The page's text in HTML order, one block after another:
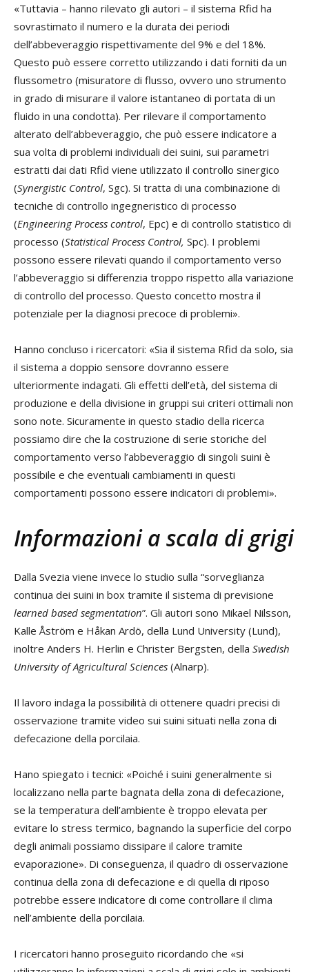
«Tuttavia – hanno rilevato gli autori – il sistema Rfid ha
sovrastimato il numero e la durata dei periodi
dell’abbeveraggio rispettivamente del 9% e del 18%.
Questo può essere corretto utilizzando i dati forniti da un
flussometro (misuratore di flusso, ovvero uno strumento
in grado di misurare il valore istantaneo di portata di un
fluido in una condotta). Per rilevare il comportamento
alterato dell’abbeveraggio, che può essere indicatore a
sua volta di problemi individuali dei suini, sui parametri
estratti dai dati Rfid viene utilizzato il controllo sinergico
(Synergistic Control, Sgc). Si tratta di una combinazione di
tecniche di controllo ingegneristico di processo
(Engineering Process control, Epc) e di controllo statistico di
processo (Statistical Process Control, Spc). I problemi
possono essere rilevati quando il comportamento verso
l’abbeveraggio si differenzia troppo rispetto alla variazione
di controllo del processo. Questo concetto mostra il
potenziale per la diagnosi precoce di problemi».
Hanno concluso i ricercatori: «Sia il sistema Rfid da solo, sia
il sistema a doppio sensore dovranno essere
ulteriormente indagati. Gli effetti dell’età, del sistema di
produzione e della divisione in gruppi sui criteri ottimali non
sono note. Sicuramente in questo stadio della ricerca
possiamo dire che la costruzione di serie storiche del
comportamento verso l’abbeveraggio di singoli suini è
possibile e che eventuali cambiamenti in questi
comportamenti possono essere indicatori di problemi».
Informazioni a scala di grigi
Dalla Svezia viene invece lo studio sulla “sorveglianza
continua dei suini in box tramite il sistema di previsione
learned based segmentation”. Gli autori sono Mikael Nilsson,
Kalle Åström e Håkan Ardö, della Lund University (Lund),
inoltre Anders H. Herlin e Christer Bergsten, della Swedish
University of Agricultural Sciences (Alnarp).
Il lavoro indaga la possibilità di ottenere quadri precisi di
osservazione tramite video sui suini situati nella zona di
defecazione della porcilaia.
Hano spiegato i tecnici: «Poiché i suini generalmente si
localizzano nella parte bagnata della zona di defecazione,
se la temperatura dell’ambiente è troppo elevata per
evitare lo stress termico, bagnando la superficie del corpo
degli animali possiamo dissipare il calore tramite
evaporazione». Di conseguenza, il quadro di osservazione
continua della zona di defecazione e di quella di riposo
potrebbe essere indicatore di come controllare il clima
nell’ambiente della porcilaia.
I ricercatori hanno proseguito ricordando che «si